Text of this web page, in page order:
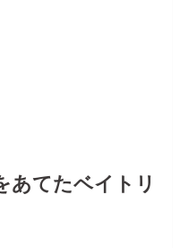
あてたベイトリ